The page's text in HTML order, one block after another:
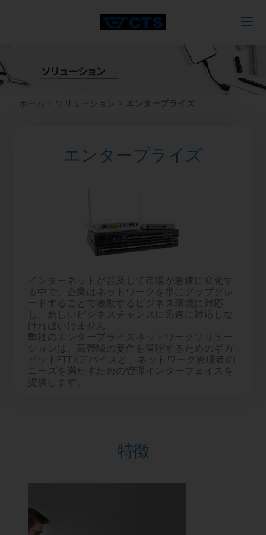
ホーム > ソリューション > エンタープライズ
エンタープライズ
インターネットが普及して市場が急速に変化す
る中で、企業はネットワークを常にアップグレ
ードすることで激動するビジネス環境に対応
し、新しいビジネスチャンスに迅速に対応しな
ければいけません。
弊社のエンタープライズネットワークソリュー
ションは、高帯域の要件を管理するためのギガ
ビットFTTXデバイスと、ネットワーク管理者の
ニーズを満たすための管理インターフェイスを
提供します。
特徴